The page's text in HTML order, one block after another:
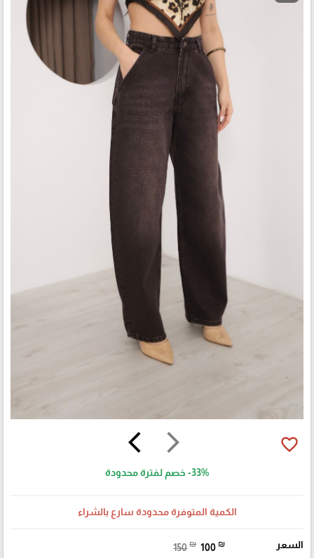
arrow_forward_ios
arrow_back_ios favorite_border
-33% خصم لفترة محدودة
الكمية المتوفرة محدودة سارع بالشراء
السعر 150 ₪ 100 ₪